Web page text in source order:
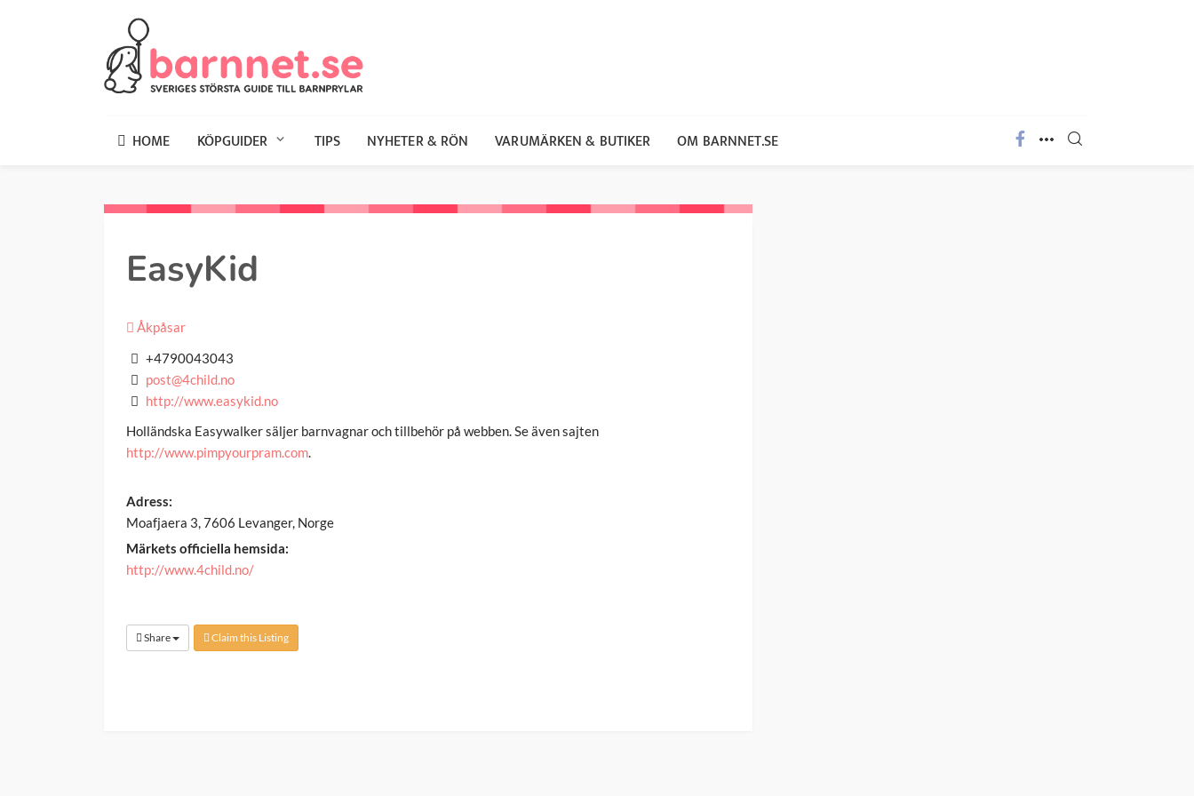
HOME KÖPGUIDER TIPS NYHETER & RÖN VARUMÄRKEN & BUTIKER OM BARNNET.SE
EasyKid
Åkpåsar
+4790043043
post@4child.no
http://www.easykid.no
Holländska Easywalker säljer barnvagnar och tillbehör på webben. Se även sajten
http://www.pimpyourpram.com.
Adress:
Moafjaera 3, 7606 Levanger, Norge
Märkets officiella hemsida:
http://www.4child.no/
Share Claim this Listing